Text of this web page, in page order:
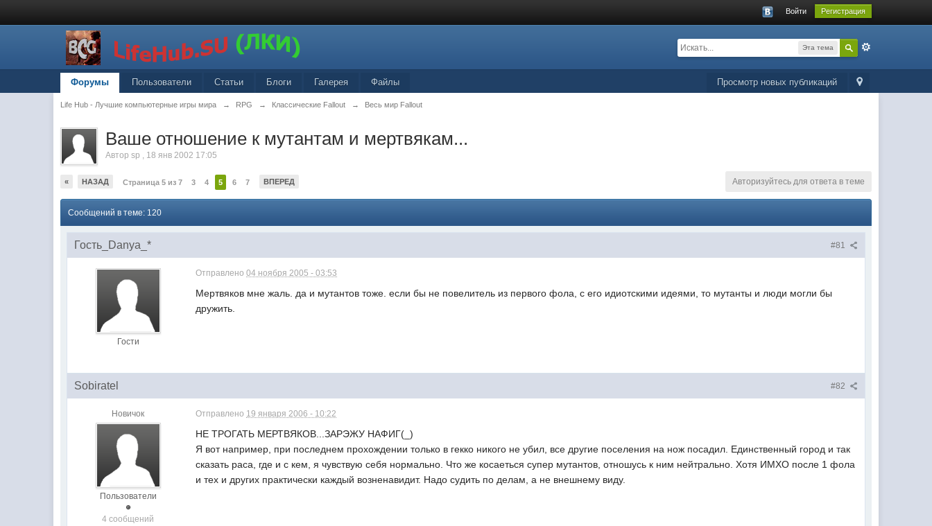
Войти Регистрация
Эта тема
Просмотр новых публикаций
Форумы Пользователи Статьи Блоги Галерея Файлы
Life Hub - Лучшие компьютерные игры мира → RPG → Классические Fallout → Весь мир Fallout
Ваше отношение к мутантам и мертвякам...
Авторsp , 18 янв 2002 17:05
« НАЗАД Страница 5 из 7 3 4 5 6 7 ВПЕРЕД Авторизуйтесь для ответа в теме
Сообщений в теме: 120
#81
Гость_Danya_*
Гости
Отправлено04 ноября 2005 - 03:53
Мертвяков мне жаль. да и мутантов тоже. если бы не повелитель из первого фола, с его идиотскими идеями, то мутанты и люди могли бы
дружить.
#82
Sobiratel
Новичок
Пользователи
4 сообщений
Отправлено 19 января 2006 - 10:22
НЕ ТРОГАТЬ МЕРТВЯКОВ...ЗАРЭЖУ НАФИГ(_)
Я вот например, при последнем прохождении только в гекко никого не убил, все другие поселения на нож посадил. Единственный город и так
сказать раса, где и с кем, я чувствую себя нормально. Что же косаеться супер мутантов, отношусь к ним нейтрально. Хотя ИМХО после 1 фола
и тех и других практически каждый возненавидит. Надо судить по делам, а не внешнему виду.